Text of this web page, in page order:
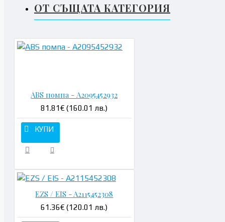
ОТ СЪЩАТА КАТЕГОРИЯ
ABS помпа - A2095452932
81.81€ (160.01 лв.)
КУПИ
EZS / EIS - A2115452308
61.36€ (120.01 лв.)